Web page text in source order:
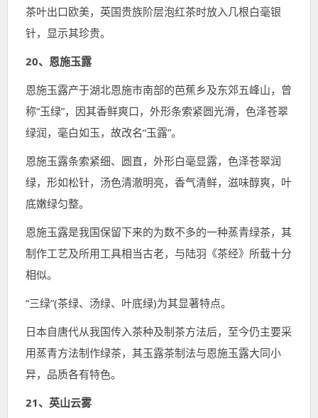
茶叶出口欧美，英国贵族阶层泡红茶时放入几根白毫银
针，显示其珍贵。
20、恩施玉露
恩施玉露产于湖北恩施市南部的芭蕉乡及东郊五峰山，曾
称“玉绿”，因其香鲜爽口，外形条索紧圆光滑，色泽苍翠
绿润，毫白如玉，故改名“玉露”。
恩施玉露条索紧细、圆直，外形白毫显露，色泽苍翠润
绿，形如松针，汤色清澈明亮，香气清鲜，滋味醇爽，叶
底嫩绿匀整。
恩施玉露是我国保留下来的为数不多的一种蒸青绿茶，其
制作工艺及所用工具相当古老，与陆羽《茶经》所载十分
相似。
“三绿”(茶绿、汤绿、叶底绿)为其显著特点。
日本自唐代从我国传入茶种及制茶方法后，至今仍主要采
用蒸青方法制作绿茶，其玉露茶制法与恩施玉露大同小
异，品质各有特色。
21、英山云雾